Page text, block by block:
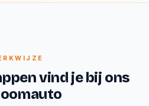
vind je bij ons